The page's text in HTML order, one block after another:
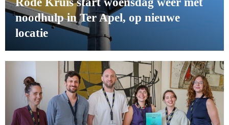
noodhulp in Ter Apel, op nieuwe
locatie